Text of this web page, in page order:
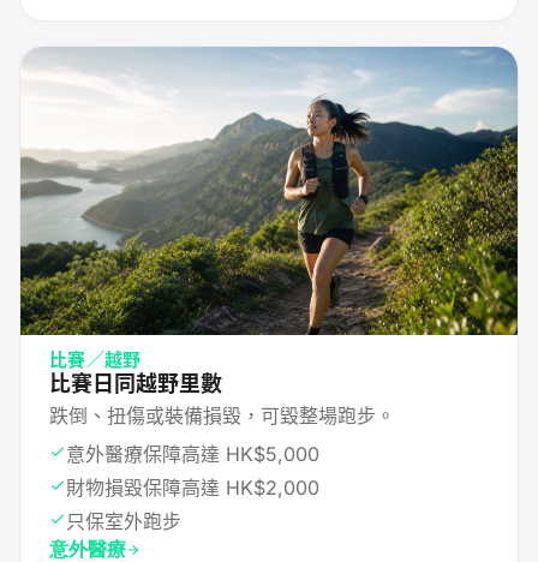
比賽／越野
比賽日同越野里數
跌倒、扭傷或裝備損毀，可毀整場跑步。
意外醫療保障高達 HK$5,000
財物損毀保障高達 HK$2,000
只保室外跑步
意外醫療